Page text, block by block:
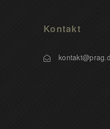
Kontakt